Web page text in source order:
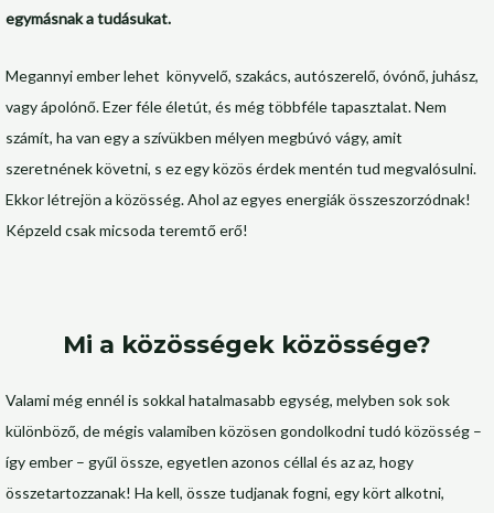
egymásnak a tudásukat.
Megannyi ember lehet könyvelő, szakács, autószerelő, óvónő, juhász,
vagy ápolónő. Ezer féle életút, és még többféle tapasztalat. Nem
számít, ha van egy a szívükben mélyen megbúvó vágy, amit
szeretnének követni, s ez egy közös érdek mentén tud megvalósulni.
Ekkor létrejön a közösség. Ahol az egyes energiák összeszorzódnak!
Képzeld csak micsoda teremtő erő!
Mi a közösségek közössége?
Valami még ennél is sokkal hatalmasabb egység, melyben sok sok
különböző, de mégis valamiben közösen gondolkodni tudó közösség –
így ember – gyűl össze, egyetlen azonos céllal és az az, hogy
összetartozzanak! Ha kell, össze tudjanak fogni, egy kört alkotni,